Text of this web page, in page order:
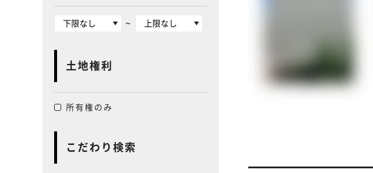
~
土地権利
所有権のみ
こだわり検索